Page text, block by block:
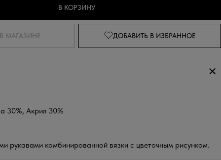
В КОРЗИНУ
МАГАЗИНЕ ДОБАВИТЬ В ИЗБРАННОЕ
30%, Акрил 30%
рукавами комбинированной вязки с цветочным рисунком.